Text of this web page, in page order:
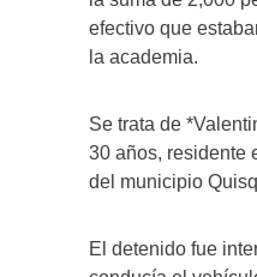
efectivo que
la academia.
Se trata de
30 años, residente
del municipio
El detenido fue